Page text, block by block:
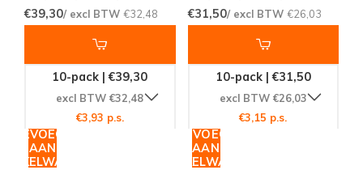
€39,30/ excl BTW €32,48
10-pack | €39,30
excl BTW €32,48
€3,93 p.s.
TOEVOEGEN
AAN
€31,50/ excl BTW €26,03
10-pack | €31,50
excl BTW €26,03
€3,15 p.s.
TOEVOEGEN
AAN
WINKELWAGEN